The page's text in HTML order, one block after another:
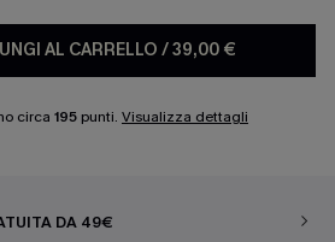
AL CARRELLO /39,00 €
circa 195 punti. Visualizza dettagli
DA 49€